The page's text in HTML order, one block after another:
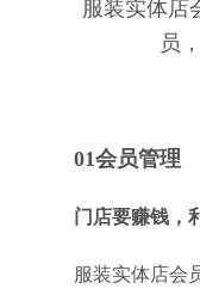
服装实体店
员
01会员管理
门店要赚钱，
服装实体店会